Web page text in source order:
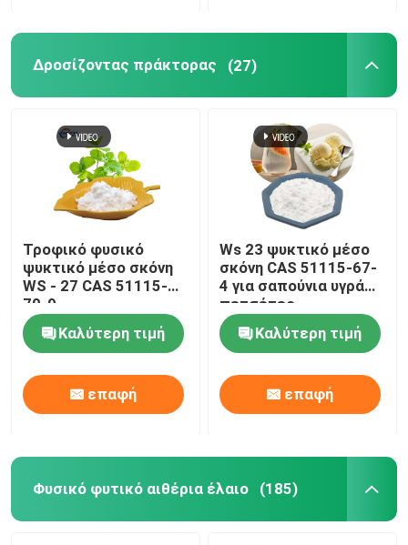
Δροσίζοντας πράκτορας (27)
Τροφικό φυσικό
ψυκτικό μέσο σκόνη
WS - 27 CAS 51115-
70-9
Καλύτερη τιμή
επαφή
Ws 23 ψυκτικό μέσο
σκόνη CAS 51115-67-
4 για σαπούνια υγρά
πετσέτες
Καλύτερη τιμή
επαφή
Φυσικό φυτικό αιθέρια έλαιο (185)